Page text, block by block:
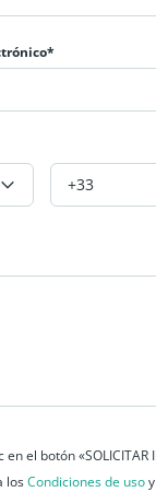
el botón «SOLICITAR
losCondiciones de usoy